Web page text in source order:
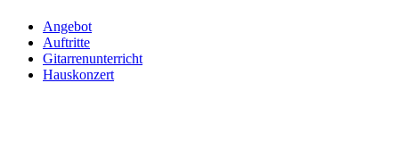
Angebot
Auftritte
Gitarrenunterricht
Hauskonzert